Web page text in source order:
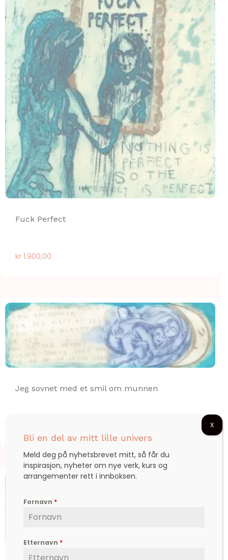
Fuck Perfect
kr 1.900,00
Jeg sovnet med et smil om munnen
Bli en del av mitt lille univers
Meld deg på nyhetsbrevet mitt, så får du
inspirasjon, nyheter om nye verk, kurs og
arrangementer rett i innboksen.
Fornavn *
Etternavn *
X